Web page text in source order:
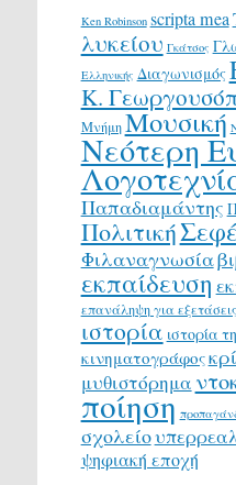
Ken Robinson scripta mea
λυκείου Γκάτσος
Ελληνικής Διαγωνισμός
Κ.
ΜνήμηΜουσική
Νεότερη
Παπαδιαμάντης
Πολιτική
Φιλαναγνωσία
εκπαίδευση
επανάληψη για εξετάσεις
ιστορία ιστορία
κινηματογράφος
μυθιστόρημα
ποίηση
σχολείο
ψηφιακή εποχή